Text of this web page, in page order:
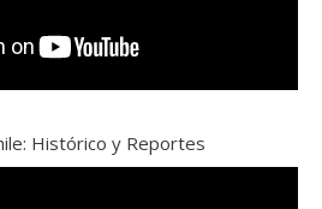
Histórico y Reportes